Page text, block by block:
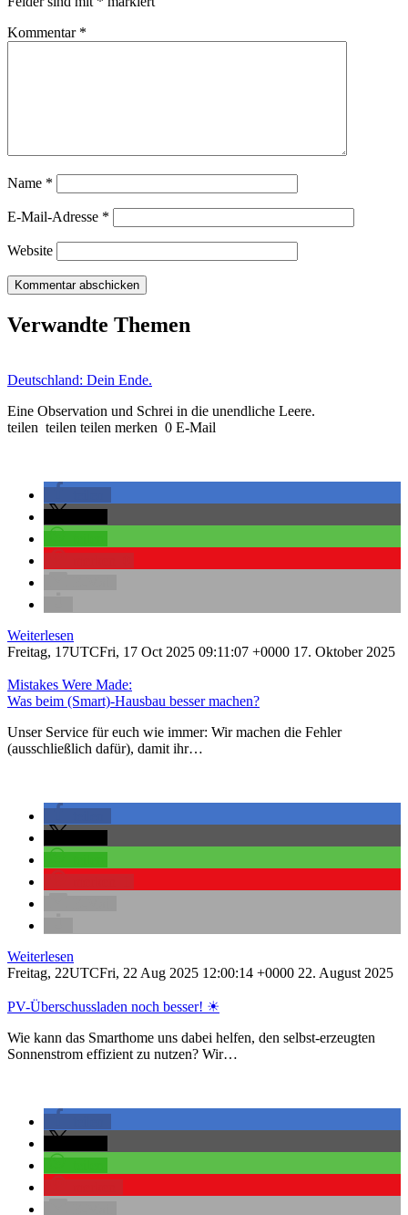
Kommentar *
Name *
E-Mail-Adresse *
Website
Verwandte Themen
Deutschland: Dein Ende.
Eine Observation und Schrei in die unendliche Leere.
teilen teilen teilen merken 0 E-Mail
Weiterlesen
Freitag, 17UTCFri, 17 Oct 2025 09:11:07 +0000 17. Oktober 2025
Mistakes Were Made:
Was beim (Smart)-Hausbau besser machen?
Unser Service für euch wie immer: Wir machen die Fehler
(ausschließlich dafür), damit ihr…
Weiterlesen
Freitag, 22UTCFri, 22 Aug 2025 12:00:14 +0000 22. August 2025
PV-Überschussladen noch besser! ☀
Wie kann das Smarthome uns dabei helfen, den selbst-erzeugten
Sonnenstrom effizient zu nutzen? Wir…